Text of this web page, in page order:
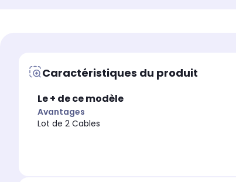
Caractéristiques du produit
Le + de ce modèle
Avantages
Lot de 2 Cables